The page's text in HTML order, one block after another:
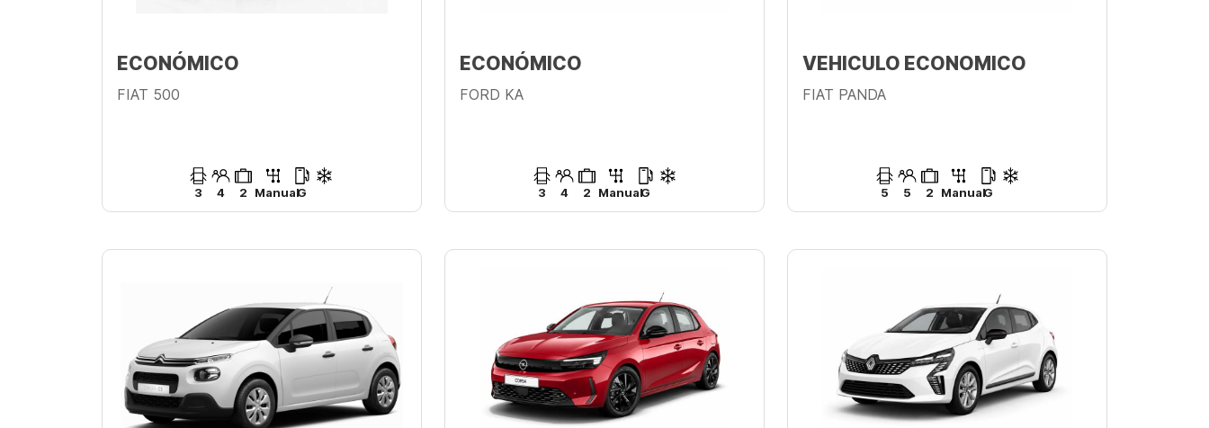
ECONÓMICO
FIAT 500
3 4 2 ManualG
ECONÓMICO
FORD KA
3 4 2 ManualG
VEHICULO ECONOMICO
FIAT PANDA
5 5 2 ManualG